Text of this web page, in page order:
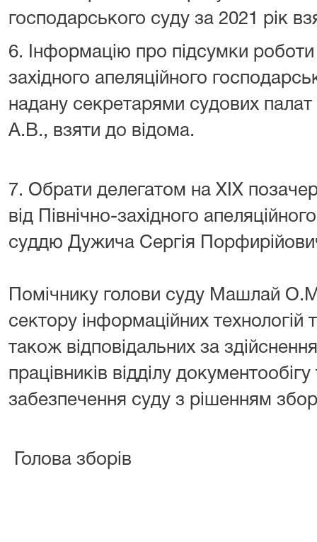
господарського суду за 2021 рік
6. Інформацію про підсумки роботи
західного апеляційного
надану секретарями судових
А.В., взяти до відома.
7. Обрати делегатом на ХІХ
від Північно-західного
суддю Дужича Сергія
Помічнику голови суду Машлай
сектору інформаційних технологій
також відповідальних за
працівників відділу документообігу
забезпечення суду з рішенням
Голова зборів